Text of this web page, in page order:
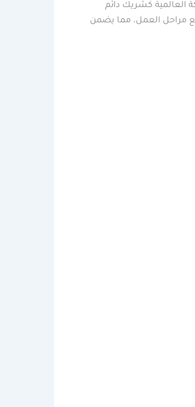
العالمية كشريك دائم
مراحل العمل، مما يضمن